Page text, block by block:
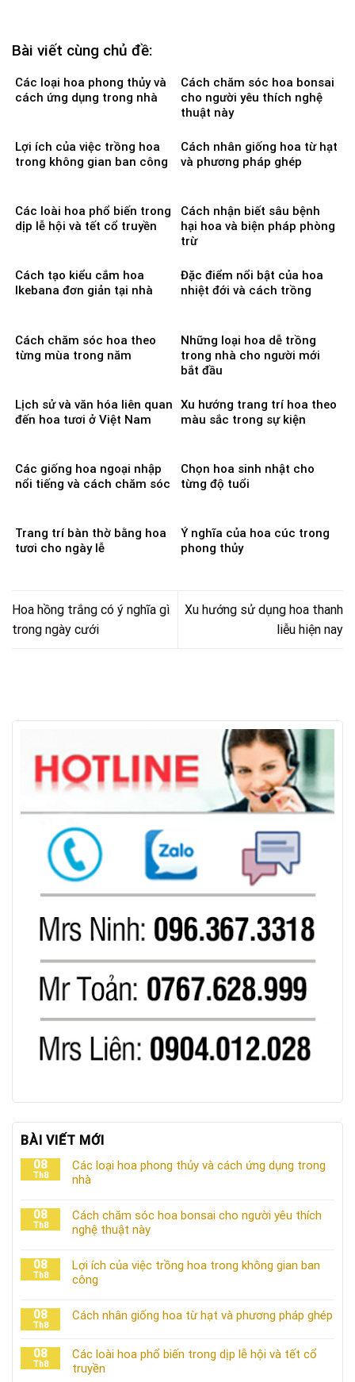
Bài viết cùng chủ đề:
Các loại hoa phong thủy và
cách ứng dụng trong nhà
Cách chăm sóc hoa bonsai
cho người yêu thích nghệ
thuật này
Lợi ích của việc trồng hoa
trong không gian ban công
Cách nhân giống hoa từ hạt
và phương pháp ghép
Các loài hoa phổ biến trong
dịp lễ hội và tết cổ truyền
Cách nhận biết sâu bệnh
hại hoa và biện pháp phòng
trừ
Cách tạo kiểu cắm hoa
Ikebana đơn giản tại nhà
Đặc điểm nổi bật của hoa
nhiệt đới và cách trồng
Cách chăm sóc hoa theo
từng mùa trong năm
Những loại hoa dễ trồng
trong nhà cho người mới
bắt đầu
Lịch sử và văn hóa liên quan
đến hoa tươi ở Việt Nam
Xu hướng trang trí hoa theo
màu sắc trong sự kiện
Các giống hoa ngoại nhập
nổi tiếng và cách chăm sóc
Chọn hoa sinh nhật cho
từng độ tuổi
Trang trí bàn thờ bằng hoa
tươi cho ngày lễ
Ý nghĩa của hoa cúc trong
phong thủy
Hoa hồng trắng có ý nghĩa gì
trong ngày cưới
Xu hướng sử dụng hoa thanh
liễu hiện nay
BÀI VIẾT MỚI
08
Th8
Các loại hoa phong thủy và cách ứng dụng trong
nhà
08
Th8
Cách chăm sóc hoa bonsai cho người yêu thích
nghệ thuật này
08
Th8
Lợi ích của việc trồng hoa trong không gian ban
công
08
Th8
Cách nhân giống hoa từ hạt và phương pháp ghép
08
Th8
Các loài hoa phổ biến trong dịp lễ hội và tết cổ
truyền